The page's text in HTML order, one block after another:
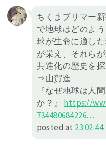
ちくまプリマー
で地球はどのよ
球が生命に適し
が栄え、それら
共進化の歴史を探
⇒山賀進
『なぜ地球は人
か？』 https://
784480684226…
posted at 23:02:44